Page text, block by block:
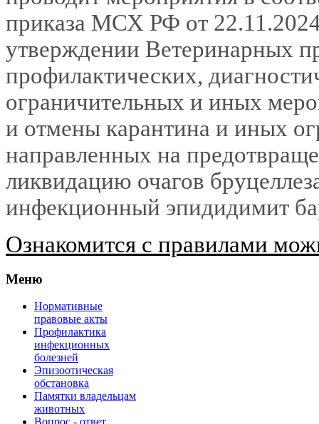
приказа МСХ РФ от
утверждении Ветеринарных
профилактических,
ограничительных и иных
и отмены карантина и иных
направленных на
ликвидацию очагов
инфекционный эпидидимит
Ознакомится с правилами
Меню
Нормативные
правовые акты
Профилактика
инфекционных
болезней
Эпизоотическая
обстановка
Памятки владельцам
животных